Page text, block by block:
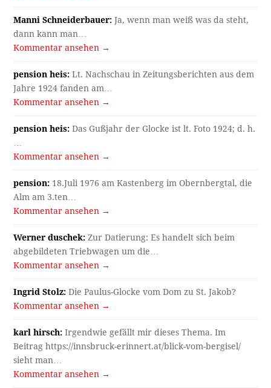
Manni Schneiderbauer: Ja, wenn man weiß was da steht,
dann kann man…
Kommentar ansehen →
pension heis: Lt. Nachschau in Zeitungsberichten aus dem
Jahre 1924 fanden am…
Kommentar ansehen →
pension heis: Das Gußjahr der Glocke ist lt. Foto 1924; d. h.
…
Kommentar ansehen →
pension: 18.Juli 1976 am Kastenberg im Obernbergtal, die
Alm am 3.ten…
Kommentar ansehen →
Werner duschek: Zur Datierung: Es handelt sich beim
abgebildeten Triebwagen um die…
Kommentar ansehen →
Ingrid Stolz: Die Paulus-Glocke vom Dom zu St. Jakob?
Kommentar ansehen →
karl hirsch: Irgendwie gefällt mir dieses Thema. Im
Beitrag https://innsbruck-erinnert.at/blick-vom-bergisel/
sieht man…
Kommentar ansehen →